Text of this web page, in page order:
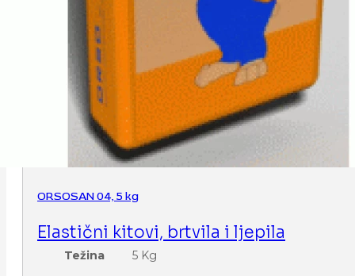
ORSOSAN 04, 5 kg
Elastični kitovi, brtvila i ljepila
Težina
5 Kg